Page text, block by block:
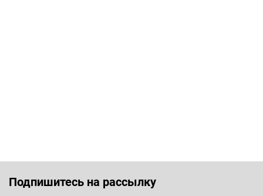
Подпишитесь на рассылку